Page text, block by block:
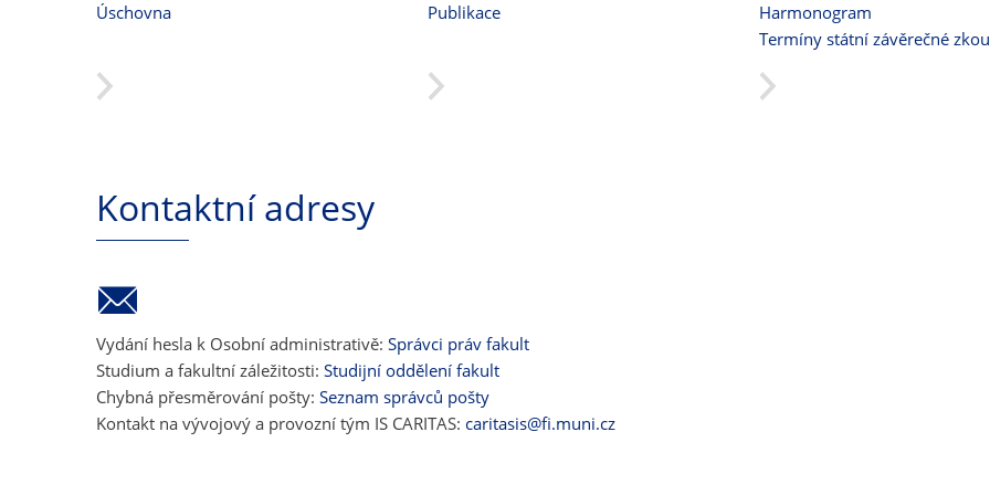
Úschovna Publikace
Harmonogram
Termíny státní závěrečné
Kontaktní adresy
Vydání hesla k Osobní administrativě: Správci práv fakult
Studium a fakultní záležitosti: Studijní oddělení fakult
Chybná přesměrování pošty: Seznam správců pošty
Kontakt na vývojový a provozní tým IS CARITAS: caritasis@fi.muni.cz